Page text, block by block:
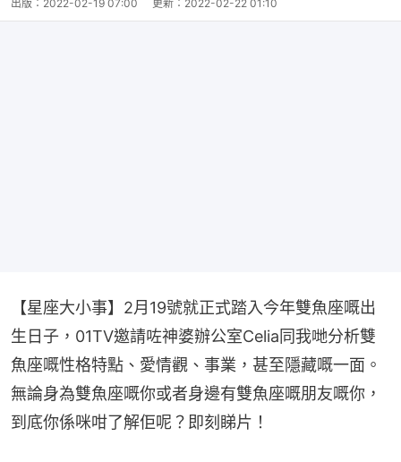
出版： 2022-02-19 07:00 更新： 2022-02-22 01:10
【星座大小事】2月19號就正式踏入今年雙魚座嘅出
生日子，01TV邀請咗神婆辦公室Celia同我哋分析雙
魚座嘅性格特點、愛情觀、事業，甚至隱藏嘅一面。
無論身為雙魚座嘅你或者身邊有雙魚座嘅朋友嘅你，
到底你係咪咁了解佢呢？即刻睇片！